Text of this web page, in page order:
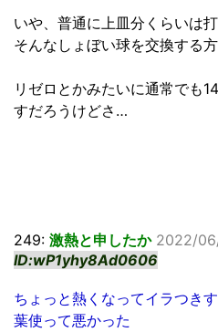
いや、普通に上皿分くらいは
そんなしょぼい球を交換する
リゼロとかみたいに通常でも
すだろうけどさ…
249: 激熱と申したか 2022/
ID:wP1yhy8Ad0606
ちょっと熱くなってイラつき
葉使って悪かった